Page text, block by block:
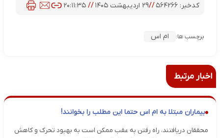
کدخبر:۵۶۴۲۶۶ //۲۹ اردیبهشت ۱۴۰۵ //۲۰:۱۱:۳۵
برچسب ها: ام اس
اخبار مرتبط
بیماران مبتلا به ام اس حتما این مطلب را بخوانند!
محققان دریافتند، راه رفتن به عقب ممکن است به بهبود تحرک و کاهش